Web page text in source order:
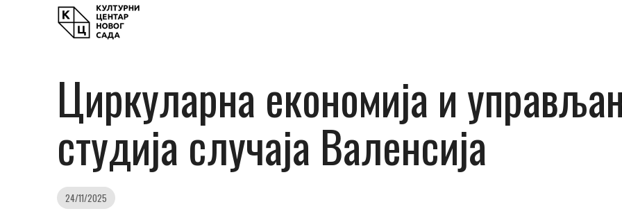
Циркуларна економија и
студија случаја Валенсија
24/11/2025